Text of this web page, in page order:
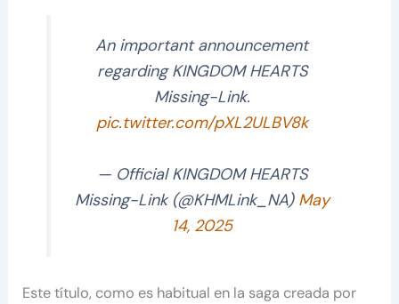
An important announcement
regarding KINGDOM HEARTS
Missing-Link.
pic.twitter.com/pXL2ULBV8k
— Official KINGDOM HEARTS
Missing-Link (@KHMLink_NA) May
14, 2025
Este título, como es habitual en la saga creada por